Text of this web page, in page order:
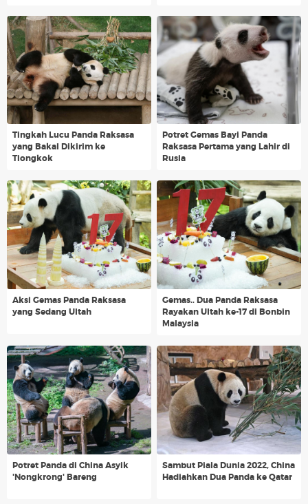
Tingkah Lucu Panda Raksasa
yang Bakal Dikirim ke
Tiongkok
Potret Gemas Bayi Panda
Raksasa Pertama yang Lahir di
Rusia
Aksi Gemas Panda Raksasa
yang Sedang Ultah
Gemas.. Dua Panda Raksasa
Rayakan Ultah ke-17 di Bonbin
Malaysia
Potret Panda di China Asyik
'Nongkrong' Bareng
Sambut Piala Dunia 2022, China
Hadiahkan Dua Panda ke Qatar